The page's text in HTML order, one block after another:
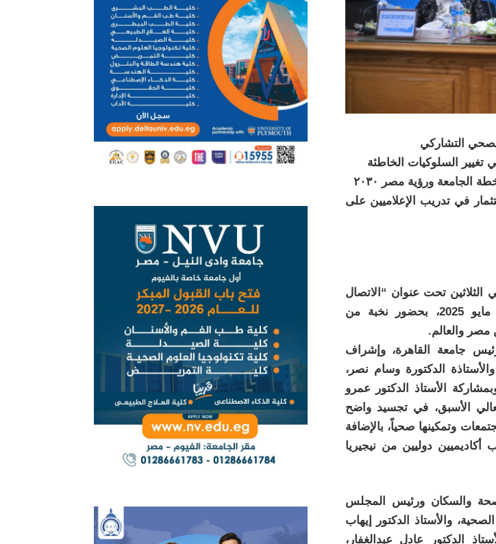
التشاركي
السلوكيات الخاطئة
ورؤية مصر ٢٠٣٠
في تدريب الإعلاميين على
الثلاثين تحت عنوان “الاتصال
الصحي وتمكين المجتمعات المعاصرة”، في الفترة من 7 إلى 8 مايو 2025، بحضور نخبة من
مصر والعالم.
جامعة القاهرة، وإشراف
والأستاذة الدكتورة وسام نصر،
الأستاذ الدكتور عمرو
الأسبق، في تجسيد واضح
وتمكينها صحياً، بالإضافة
دوليين من نيجيريا
والسكان ورئيس المجلس
والأستاذ الدكتور إيهاب
الدكتور عادل عبدالغفار،